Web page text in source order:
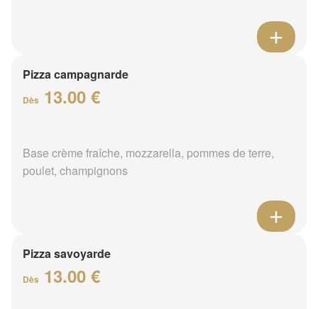
Pizza campagnarde
Dès 13.00 €
Base crème fraîche, mozzarella, pommes de terre,
poulet, champignons
Pizza savoyarde
Dès 13.00 €